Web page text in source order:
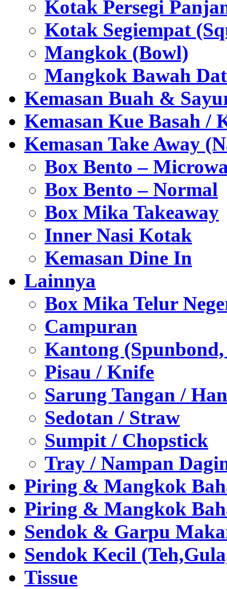
Kotak Persegi
Kotak Segiempat
Mangkok (Bowl)
Mangkok Bawah
Kemasan Buah &
Kemasan Kue Basah /
Kemasan Take Away
Box Bento –
Box Bento – Normal
Box Mika Takeaway
Inner Nasi Kotak
Kemasan Dine In
Lainnya
Box Mika Telur
Campuran
Kantong
Pisau / Knife
Sarung Tangan /
Sedotan / Straw
Sumpit / Chopstick
Tray / Nampan
Piring & Mangkok
Piring & Mangkok
Sendok & Garpu
Sendok Kecil
Tissue